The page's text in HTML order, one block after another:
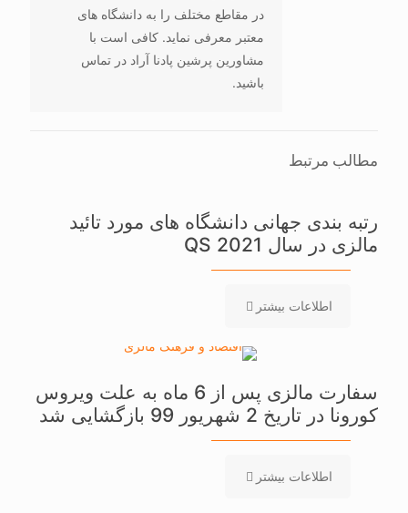
در مقاطع مختلف را به دانشگاه های
معتبر معرفی نماید. کافی است با
مشاورین پرشین پادنا آراد در تماس
باشید.
مطالب مرتبط
رتبه بندی جهانی دانشگاه های مورد تائید
مالزی در سال 2021 QS
اطلاعات بیشتر
سفارت مالزی پس از 6 ماه به علت ویروس
کورونا در تاریخ 2 شهریور 99 بازگشایی شد
اطلاعات بیشتر